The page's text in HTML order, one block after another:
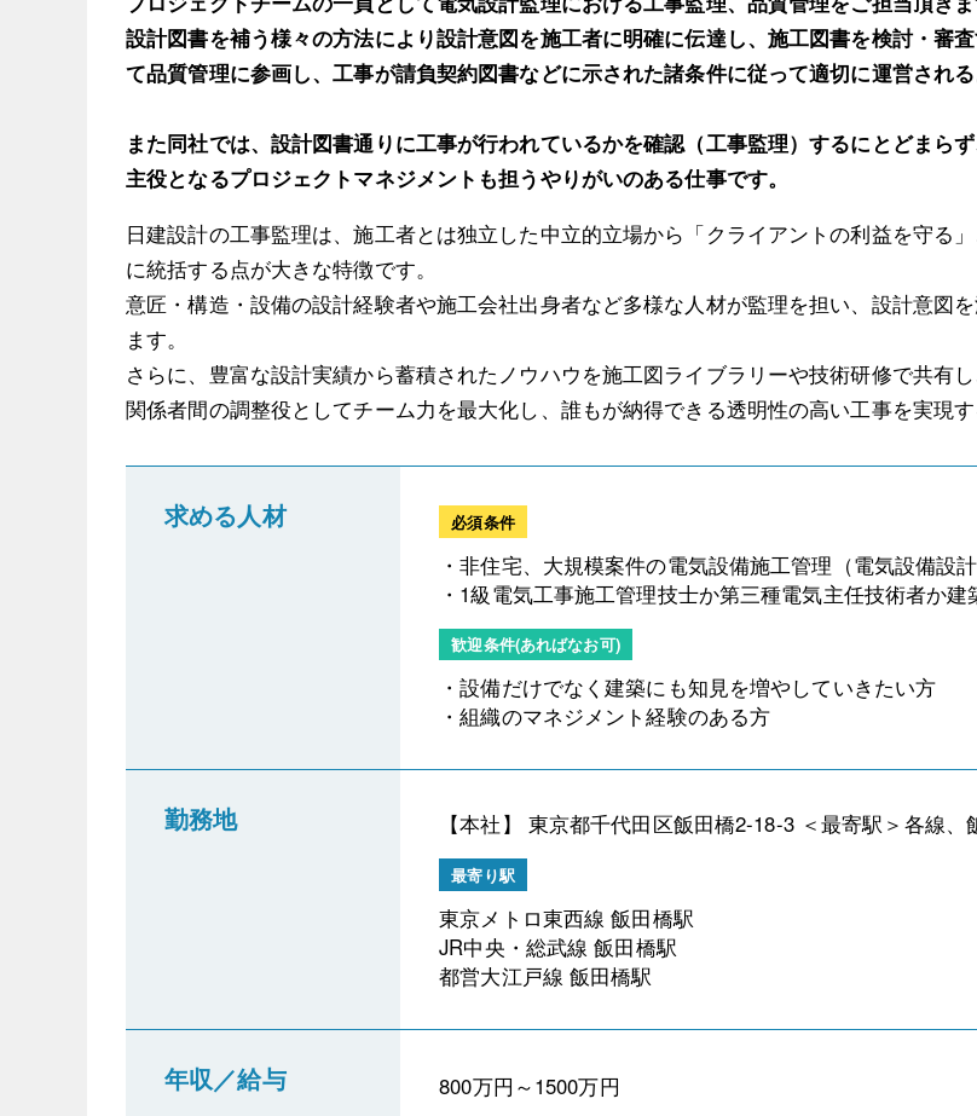
設計図書を補う様々の方法により設計意図を施工者に明確に伝達し、施工図書を検討・審
て品質管理に参画し、工事が請負契約図書などに示された諸条件に従って適切に運営される
また同社では、設計図書通りに工事が行われているかを確認（工事監理）するにとどまら
主役となるプロジェクトマネジメントも担うやりがいのある仕事です。
日建設計の工事監理は、施工者とは独立した中立的立場から「クライアントの利益を守る
に統括する点が大きな特徴です。
意匠・構造・設備の設計経験者や施工会社出身者など多様な人材が監理を担い、設計意図
ます。
さらに、豊富な設計実績から蓄積されたノウハウを施工図ライブラリーや技術研修で共有
関係者間の調整役としてチーム力を最大化し、誰もが納得できる透明性の高い工事を実現
求める人材 必須条件
・非住宅、大規模案件の電気設備施工管理（電気設備設
・1級電気工事施工管理技士か第三種電気主任技術者か
歓迎条件(あればなお可)
・設備だけでなく建築にも知見を増やしていきたい方
・組織のマネジメント経験のある方
勤務地 【本社】 東京都千代田区飯田橋2-18-3 ＜最寄駅＞各線
最寄り駅
東京メトロ東西線 飯田橋駅
JR中央・総武線 飯田橋駅
都営大江戸線 飯田橋駅
年収／給与 800万円～1500万円